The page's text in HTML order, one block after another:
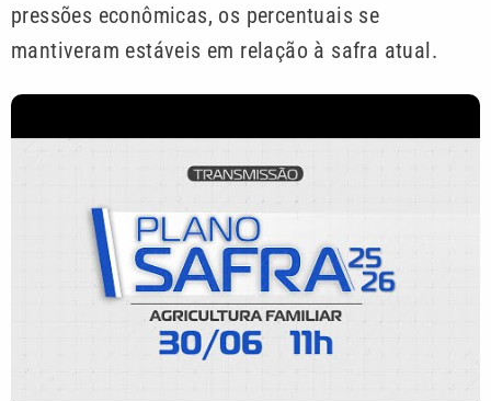
pressões econômicas, os percentuais se
mantiveram estáveis em relação à safra atual.